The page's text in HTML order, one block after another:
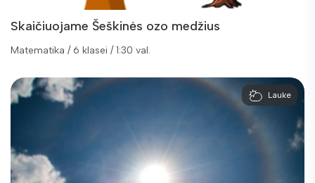
Skaičiuojame Šeškinės ozo medžius
Matematika / 6 klasei / 1:30 val.
Lauke